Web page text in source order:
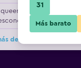
tipo
de Andon-Reid Inn
31
Más barato